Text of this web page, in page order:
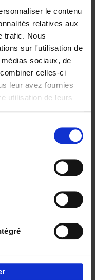
le contenu
relatives aux
trafic. Nous
sur l'utilisation de
sociaux, de
celles-ci
leur avez fournies
utilisation de leurs
Can't
2020 256
= Building